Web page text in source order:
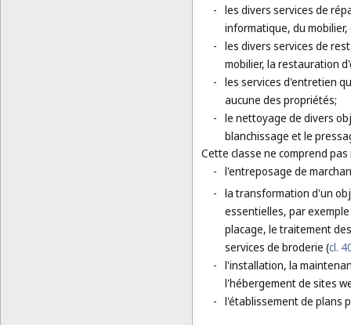
- les divers services de
informatique, du
- les divers services de
mobilier, la restauration
- les services d'entretien
aucune des propriétés;
- le nettoyage de divers
blanchissage et le
Cette classe ne comprend
- l'entreposage de
- la transformation d'un
essentielles, par
placage, le traitement
services de broderie (cl.
- l'installation, la
l'hébergement de sites
- l'établissement de plans